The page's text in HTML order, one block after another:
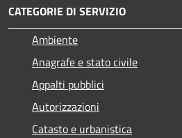
CATEGORIE DI SERVIZIO
Ambiente
Anagrafe e stato civile
Appalti pubblici
Autorizzazioni
Catasto e urbanistica